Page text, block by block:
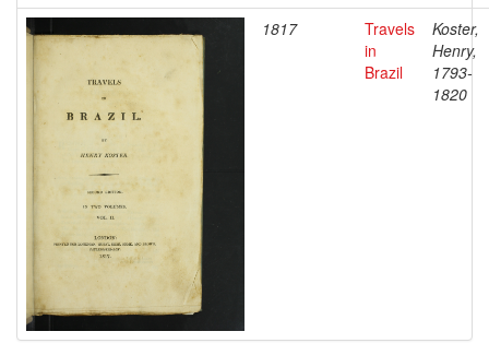
1817
Travels
in
Brazil
Koster,
Henry,
1793-
1820